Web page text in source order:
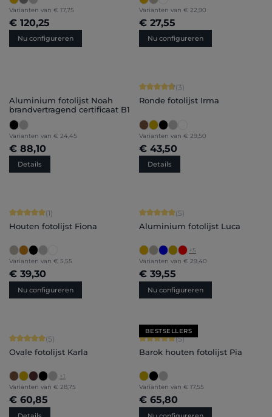
Varianten van € 17,75
€ 120,25
Nu configureren
Varianten van € 22,90
€ 27,55
Nu configureren
Aluminium fotolijst Noah
brandvertragend certificaat B1
Varianten van € 24,45
€ 88,10
Details
Gemiddelde waardering van 4.67
(3)
Ronde fotolijst Irma
Varianten van € 29,50
€ 43,50
Details
Gemiddelde waardering van 5 van 5 sterren
(1)
Houten fotolijst Fiona
Varianten van € 5,55
€ 39,30
Nu configureren
Gemiddelde waardering van 5 van 5
(5)
Aluminium fotolijst Luca
+5
Varianten van € 29,40
€ 39,55
Nu configureren
Gemiddelde waardering van 5 van 5 sterren
(5)
Ovale fotolijst Karla
+1
Varianten van € 28,75
€ 60,85
BESTSELLERS
Gemiddelde waardering van 5 van 5
(5)
Barok houten fotolijst Pia
Varianten van € 17,55
€ 65,80